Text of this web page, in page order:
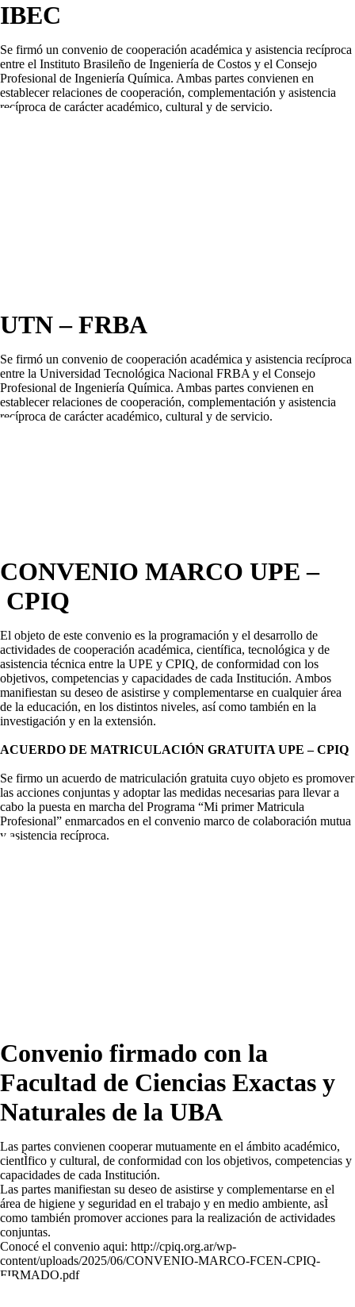
IBEC
Se firmó un convenio de cooperación académica y asistencia recíproca
entre el Instituto Brasileño de Ingeniería de Costos y el Consejo
Profesional de Ingeniería Química. Ambas partes convienen en
establecer relaciones de cooperación, complementación y asistencia
recíproca de carácter académico, cultural y de servicio.
UTN – FRBA
Se firmó un convenio de cooperación académica y asistencia recíproca
entre la Universidad Tecnológica Nacional FRBA y el Consejo
Profesional de Ingeniería Química. Ambas partes convienen en
establecer relaciones de cooperación, complementación y asistencia
recíproca de carácter académico, cultural y de servicio.
CONVENIO MARCO UPE –
CPIQ
El objeto de este convenio es la programación y el desarrollo de
actividades de cooperación académica, científica, tecnológica y de
asistencia técnica entre la UPE y CPIQ, de conformidad con los
objetivos, competencias y capacidades de cada Institución. Ambos
manifiestan su deseo de asistirse y complementarse en cualquier área
de la educación, en los distintos niveles, así como también en la
investigación y en la extensión.
ACUERDO DE MATRICULACIÓN GRATUITA UPE – CPIQ
Se firmo un acuerdo de matriculación gratuita cuyo objeto es promover
las acciones conjuntas y adoptar las medidas necesarias para llevar a
cabo la puesta en marcha del Programa “Mi primer Matricula
Profesional” enmarcados en el convenio marco de colaboración mutua
y asistencia recíproca.
Convenio firmado con la
Facultad de Ciencias Exactas y
Naturales de la UBA
Las partes convienen cooperar mutuamente en el ámbito académico,
cientÌfico y cultural, de conformidad con los objetivos, competencias y
capacidades de cada Institución.
Las partes manifiestan su deseo de asistirse y complementarse en el
área de higiene y seguridad en el trabajo y en medio ambiente, asÌ
como también promover acciones para la realización de actividades
conjuntas.
Conocé el convenio aqui: http://cpiq.org.ar/wp-
content/uploads/2025/06/CONVENIO-MARCO-FCEN-CPIQ-
FIRMADO.pdf